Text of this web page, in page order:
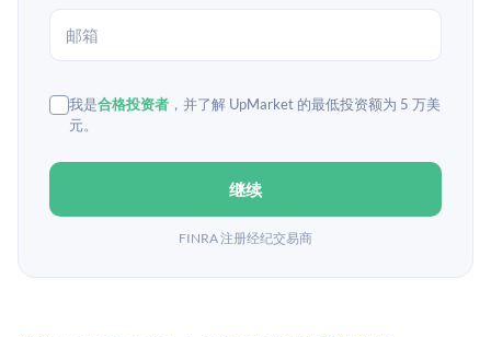
我是合格投资者 ，并了解 UpMarket 的最低投资额为 5 万美
元。
继续
FINRA 注册经纪交易商